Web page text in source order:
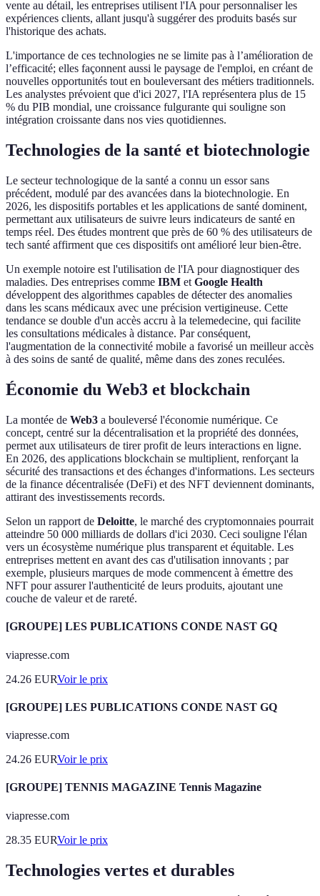
vente au détail, les entreprises utilisent l'IA pour personnaliser les
expériences clients, allant jusqu'à suggérer des produits basés sur
l'historique des achats.
L'importance de ces technologies ne se limite pas à l’amélioration de
l’efficacité; elles façonnent aussi le paysage de l'emploi, en créant de
nouvelles opportunités tout en bouleversant des métiers traditionnels.
Les analystes prévoient que d'ici 2027, l'IA représentera plus de 15
% du PIB mondial, une croissance fulgurante qui souligne son
intégration croissante dans nos vies quotidiennes.
Technologies de la santé et biotechnologie
Le secteur technologique de la santé a connu un essor sans
précédent, modulé par des avancées dans la biotechnologie. En
2026, les dispositifs portables et les applications de santé dominent,
permettant aux utilisateurs de suivre leurs indicateurs de santé en
temps réel. Des études montrent que près de 60 % des utilisateurs de
tech santé affirment que ces dispositifs ont amélioré leur bien-être.
Un exemple notoire est l'utilisation de l'IA pour diagnostiquer des
maladies. Des entreprises comme IBM et Google Health
développent des algorithmes capables de détecter des anomalies
dans les scans médicaux avec une précision vertigineuse. Cette
tendance se double d'un accès accru à la telemedecine, qui facilite
les consultations médicales à distance. Par conséquent,
l'augmentation de la connectivité mobile a favorisé un meilleur accès
à des soins de santé de qualité, même dans des zones reculées.
Économie du Web3 et blockchain
La montée de Web3 a bouleversé l'économie numérique. Ce
concept, centré sur la décentralisation et la propriété des données,
permet aux utilisateurs de tirer profit de leurs interactions en ligne.
En 2026, des applications blockchain se multiplient, renforçant la
sécurité des transactions et des échanges d'informations. Les secteurs
de la finance décentralisée (DeFi) et des NFT deviennent dominants,
attirant des investissements records.
Selon un rapport de Deloitte, le marché des cryptomonnaies pourrait
atteindre 50 000 milliards de dollars d'ici 2030. Ceci souligne l'élan
vers un écosystème numérique plus transparent et équitable. Les
entreprises mettent en avant des cas d'utilisation innovants ; par
exemple, plusieurs marques de mode commencent à émettre des
NFT pour assurer l'authenticité de leurs produits, ajoutant une
couche de valeur et de rareté.
[GROUPE] LES PUBLICATIONS CONDE NAST GQ
viapresse.com
24.26 EURVoir le prix
[GROUPE] LES PUBLICATIONS CONDE NAST GQ
viapresse.com
24.26 EURVoir le prix
[GROUPE] TENNIS MAGAZINE Tennis Magazine
viapresse.com
28.35 EURVoir le prix
Technologies vertes et durables